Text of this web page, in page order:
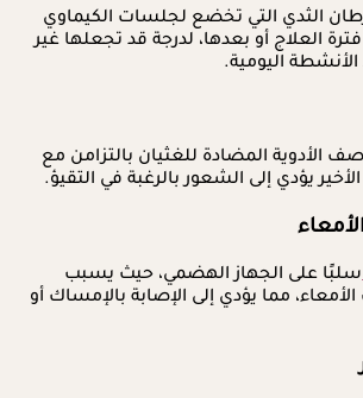
الثدي التي تخضع لجلسات الكيماوي
العلاج أو بعدها، لدرجة قد تجعلها غير
اليومية.
الأدوية المضادة للغثيان بالتزامن مع
يؤدي إلى الشعور بالرغبة في التقيؤ.
سلبًا على الجهاز الهضمي، حيث يسبب
مما يؤدي إلى الإصابة بالإمساك أو